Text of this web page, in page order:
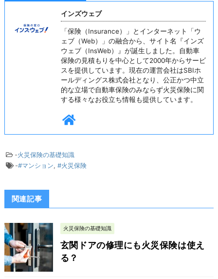
インズウェブ
「保険（Insurance）」とインターネット「ウ
ェブ（Web）」の融合から、サイト名『インズ
ウェブ（InsWeb）』が誕生しました。自動車
保険の見積もりを中心として2000年からサービ
スを提供しています。現在の運営会社はSBIホ
ールディングス株式会社となり、公正かつ中立
的な立場で自動車保険のみならず火災保険に関
する様々なお役立ち情報も提供しています。
-火災保険の基礎知識
-#マンション, #火災保険
関連記事
火災保険の基礎知識
玄関ドアの修理にも火災保険は使え
る？